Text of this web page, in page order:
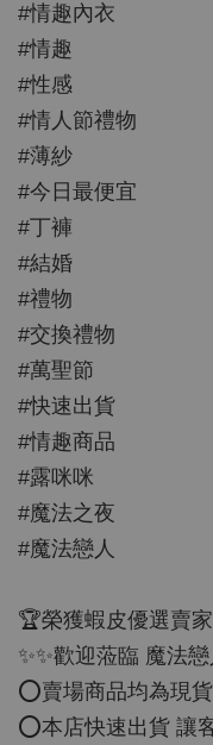
#情趣內衣
#情趣
#性感
#情人節禮物
#薄紗
#今日最便宜
#丁褲
#結婚
#禮物
#交換禮物
#萬聖節
#快速出貨
#情趣商品
#露咪咪
#魔法之夜
#魔法戀人
🏆榮獲蝦皮優選賣
✨✨歡迎蒞臨 魔法戀
⭕️賣場商品均為現
⭕️本店快速出貨 讓